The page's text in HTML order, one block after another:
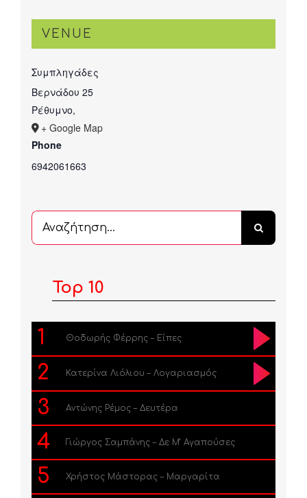
VENUE
Συμπληγάδες
Βερνάδου 25
Ρέθυμνο,
+ Google Map
Phone
6942061663
Αναζήτηση
...
Top 10
1 Θοδωρής Φέρρης – Είπες
2 Κατερίνα Λιόλιου – Λογαριασμός
3 Αντώνης Ρέμος – Δευτέρα
4 Γιώργος Σαμπάνης – Δε Μ’ Αγαπούσες
5 Χρήστος Μάστορας – Μαργαρίτα